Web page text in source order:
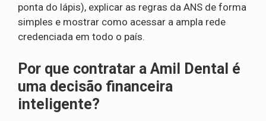
ponta do lápis), explicar as regras da ANS de forma
simples e mostrar como acessar a ampla rede
credenciada em todo o país.
Por que contratar a Amil Dental é
uma decisão financeira
inteligente?